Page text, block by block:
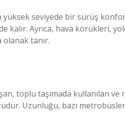
seviyede bir sürüş
kalır. Ayrıca, hava körükleri,
tanır.
toplu taşımada kullanılan ve
Uzunluğu, bazı